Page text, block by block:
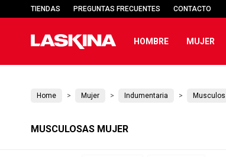
HOMBRE MUJER
TIENDAS PREGUNTAS FRECUENTES CONTACTO
Home Mujer Indumentaria
MUSCULOSAS MUJER